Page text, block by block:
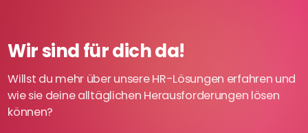
Wir sind für dich da!
Willst du mehr über unsere HR-Lösungen erfahren und
wie sie deine alltäglichen Herausforderungen lösen
können?